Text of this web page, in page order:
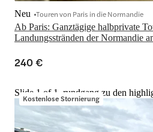
Ab Paris: Ganztägige halbprivate
Landungsstränden der Normandie
Neu Touren von Paris in die Normandie
240 €
Kostenlose Stornierung
Slide 1 of 1, rundgang zu den